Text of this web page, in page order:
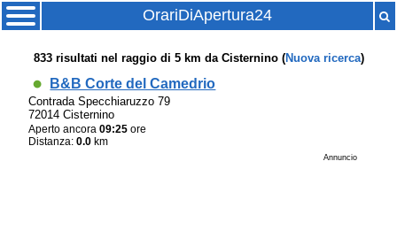
OrariDiApertura24
833risultati nel raggio di 5 km da Cisternino (Nuova ricerca)
B&B Corte del Camedrio
Contrada Specchiaruzzo 79
72014 Cisternino
Aperto ancora09:25 ore
Distanza:0.0 km
Annuncio